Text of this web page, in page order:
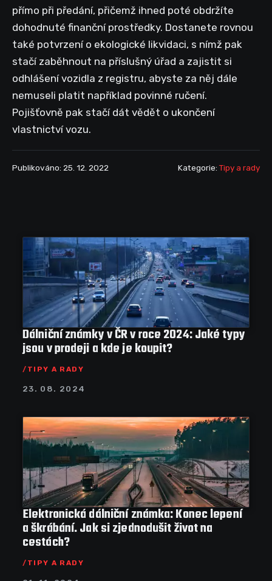
přímo při předání, přičemž ihned poté obdržíte
dohodnuté finanční prostředky. Dostanete rovnou
také potvrzení o ekologické likvidaci, s nímž pak
stačí zaběhnout na příslušný úřad a zajistit si
odhlášení vozidla z registru, abyste za něj dále
nemuseli platit například povinné ručení.
Pojišťovně pak stačí dát vědět o ukončení
vlastnictví vozu.
Publikováno: 25. 12. 2022 Kategorie:Tipy a rady
Dálniční známky v ČR v roce 2024: Jaké typy
jsou v prodeji a kde je koupit?
TIPY A RADY
23. 08. 2024
Elektronická dálniční známka: Konec lepení
a škrábání. Jak si zjednodušit život na
cestách?
TIPY A RADY